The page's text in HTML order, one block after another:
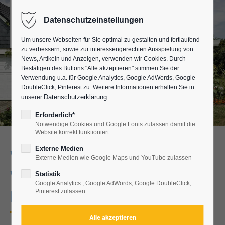
Wintergarten als
Wohnraumerweiterung im
Raum Coburg
Datenschutzeinstellungen
Um unsere Webseiten für Sie optimal zu gestalten und fortlaufend
zu verbessern, sowie zur interessengerechten Ausspielung von
News, Artikeln und Anzeigen, verwenden wir Cookies. Durch
Bestätigen des Buttons "Alle akzeptieren" stimmen Sie der
Verwendung u.a. für Google Analytics, Google AdWords, Google
DoubleClick, Pinterest zu. Weitere Informationen erhalten Sie in
unserer Datenschutzerklärung.
Erforderlich*
Notwendige Cookies und Google Fonts zulassen damit die
Website korrekt funktioniert
Externe Medien
Externe Medien wie Google Maps und YouTube zulassen
Statistik
Google Analytics , Google AdWords, Google DoubleClick,
Pinterest zulassen